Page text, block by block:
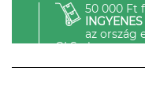
50 000 Ft
INGYENES
az ország
GLS-el.